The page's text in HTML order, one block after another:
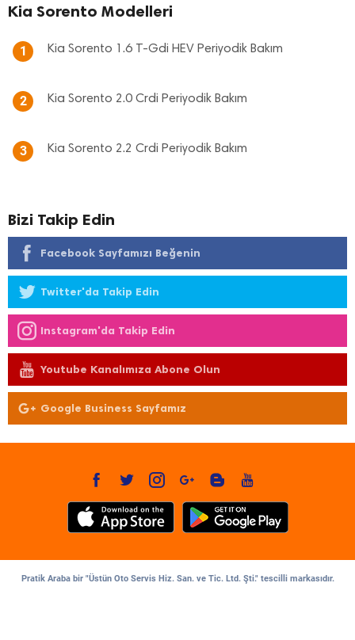
Kia Sorento Modelleri
1 Kia Sorento 1.6 T-Gdi HEV Periyodik Bakım
2 Kia Sorento 2.0 Crdi Periyodik Bakım
3 Kia Sorento 2.2 Crdi Periyodik Bakım
Bizi Takip Edin
Facebook Sayfamızı Beğenin
Twitter'da Takip Edin
Instagram'da Takip Edin
Youtube Kanalımıza Abone Olun
Google Business Sayfamız
Pratik Araba bir "Üstün Oto Servis Hiz. San. ve Tic. Ltd. Şti." tescilli markasıdır.